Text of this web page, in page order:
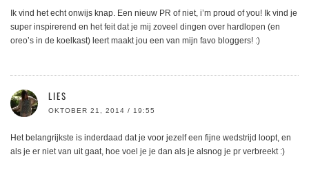
Ik vind het echt onwijs knap. Een nieuw PR of niet, i’m proud of you! Ik vind je
super inspirerend en het feit dat je mij zoveel dingen over hardlopen (en
oreo’s in de koelkast) leert maakt jou een van mijn favo bloggers! :)
LIES
OKTOBER 21, 2014 / 19:55
Het belangrijkste is inderdaad dat je voor jezelf een fijne wedstrijd loopt, en
als je er niet van uit gaat, hoe voel je je dan als je alsnog je pr verbreekt :)